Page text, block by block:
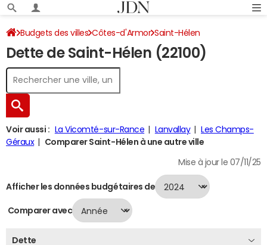
Budgets des villes Côtes-d'Armor Saint-Hélen
Dette au 31/12/2024
Dette de Saint-Hélen (22100)
Voir aussi : La Vicomté-sur-Rance Lanvallay
Les Champs-
Géraux
Comparer Saint-Hélen à une autre ville
Mise à jour le 07/11/25
Afficher les données budgétaires de
Comparer avec
Dette